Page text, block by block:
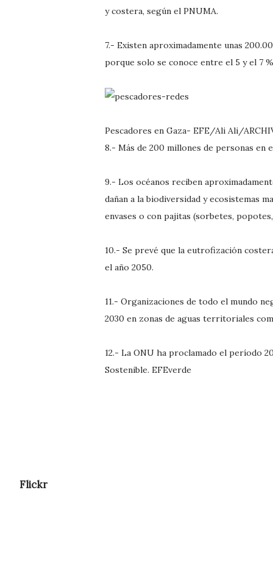
y costera, según el PNUMA.
7.- Existen aproximadamente unas
porque solo se conoce entre el 5 y el 7
Pescadores en Gaza- EFE/Ali Ali/
8.- Más de 200 millones de personas en
9.- Los océanos reciben
dañan a la biodiversidad y ecosistemas
envases o con pajitas (sorbetes,
10.- Se prevé que la eutrofización
el año 2050.
11.- Organizaciones de todo el mundo
2030 en zonas de aguas territoriales
12.- La ONU ha proclamado el período
Sostenible. EFEverde
Flickr